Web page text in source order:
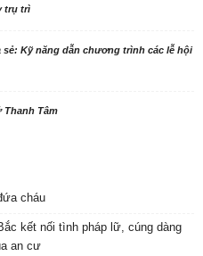
trụ trì
sẻ: Kỹ năng dẫn chương trình các lễ hội
Thanh Tâm
cháu
kết nối tình pháp lữ, cúng dàng
an cư